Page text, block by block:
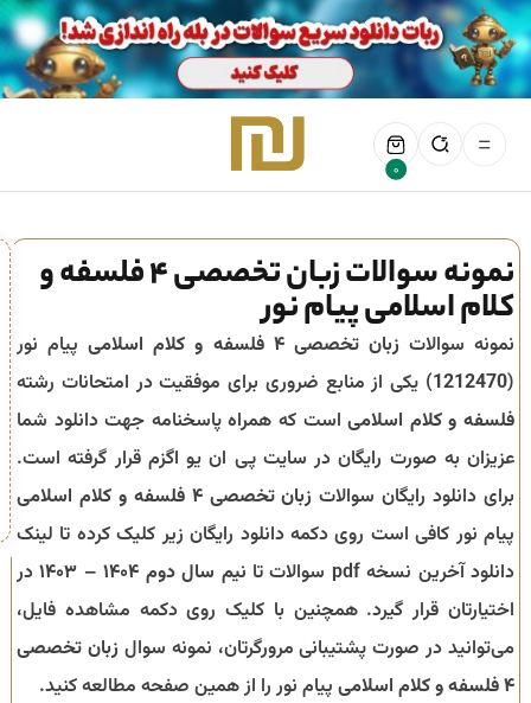
0
نمونه سوالات زبان تخصصی ۴ فلسفه و
کلام اسلامی پیام نور
نمونه سوالات زبان تخصصی ۴ فلسفه و کلام اسلامی
پیام نور
(
1212470) یکی از منابع ضروری برای موفقیت در امتحانات رشته
فلسفه و کلام اسلامیاست که همراه پاسخنامه جهت دانلود شما
عزیزان به صورت رایگان در سایت پی ان یو اگزم قرار گرفته است.
برای دانلود رایگان سوالات زبان تخصصی ۴ فلسفه و کلام اسلامی
پیام نور کافی است روی دکمه دانلود رایگان زیر کلیک کرده تا لینک
دانلود آخرین نسخه pdf سوالات تا
نیم سال دوم ۱۴۰۴ – ۱۴۰۳
در
اختیارتان قرار گیرد. همچنین با کلیک روی دکمه مشاهده فایل،
می‌توانید در صورت پشتیبانی مرورگرتان، نمونه سوال زبان تخصصی
۴ فلسفه و کلام اسلامی
پیام نور را از همین صفحه مطالعه کنید.